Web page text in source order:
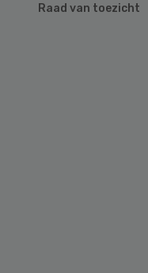
Raad van toezicht